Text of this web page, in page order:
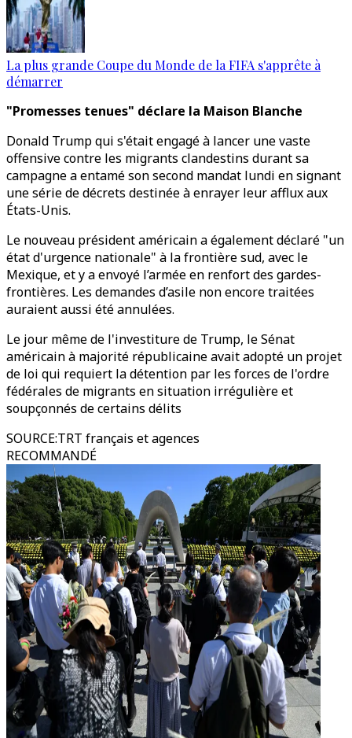
La plus grande Coupe du Monde de la FIFA s'apprête à
démarrer
"Promesses tenues" déclare la Maison Blanche
Donald Trump qui s'était engagé à lancer une vaste
offensive contre les migrants clandestins durant sa
campagne a entamé son second mandat lundi en signant
une série de décrets destinée à enrayer leur afflux aux
États-Unis.
Le nouveau président américain a également déclaré "un
état d'urgence nationale" à la frontière sud, avec le
Mexique, et y a envoyé l’armée en renfort des gardes-
frontières. Les demandes d’asile non encore traitées
auraient aussi été annulées.
Le jour même de l'investiture de Trump, le Sénat
américain à majorité républicaine avait adopté un projet
de loi qui requiert la détention par les forces de l'ordre
fédérales de migrants en situation irrégulière et
soupçonnés de certains délits
SOURCE:TRT français et agences
RECOMMANDÉ